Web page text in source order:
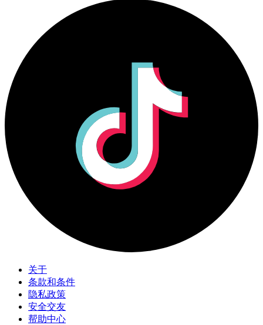
关于
条款和条件
隐私政策
安全交友
帮助中心